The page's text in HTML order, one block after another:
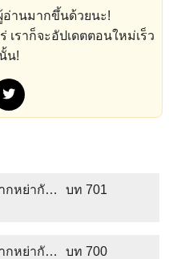
อ่านมากขึ้นด้วยนะ!
เราก็จะอัปเดตตอนใหม่เร็ว
น!
คุณเฟิง คุณผู้หญิงอยากหย่ากับคุณตั้งนานแล้ว บท 701
คุณเฟิง คุณผู้หญิงอยากหย่ากับคุณตั้งนานแล้ว บท 700